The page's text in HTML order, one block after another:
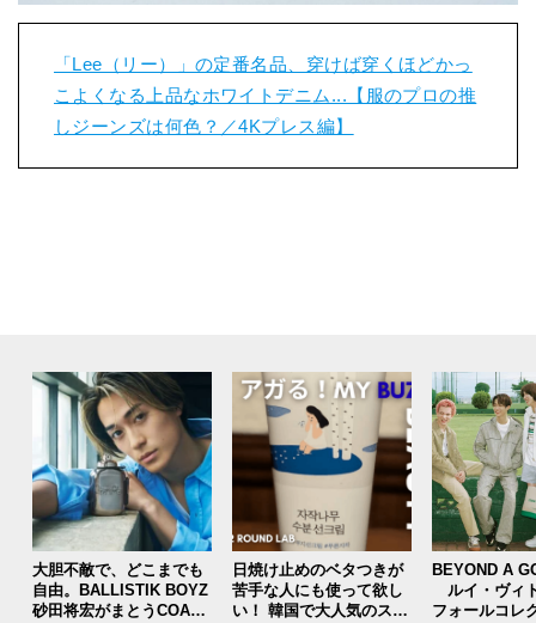
「Lee（リー）」の定番名品、穿けば穿くほどかっ
こよくなる上品なホワイトデニム...【服のプロの推
しジーンズは何色？／4Kプレス編】
大胆不敵で、どこまでも
自由。BALLISTIK BOYZ
砂田将宏がまとうCOACH
日焼け止めのベタつきが
苦手な人にも使って欲し
い！ 韓国で大人気のスト
BEYOND A
ルイ・ヴィ
フォールコレ